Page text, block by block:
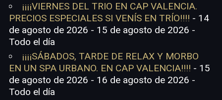
¡¡¡¡VIERNES DEL TRIO EN CAP VALENCIA.
PRECIOS ESPECIALES SI VENÍS EN TRÍO!!!! - 14
de agosto de 2026 - 15 de agosto de 2026 -
Todo el día
¡¡¡¡SÁBADOS, TARDE DE RELAX Y MORBO
EN UN SPA URBANO. EN CAP VALENCIA!!!! - 15
de agosto de 2026 - 16 de agosto de 2026 -
Todo el día